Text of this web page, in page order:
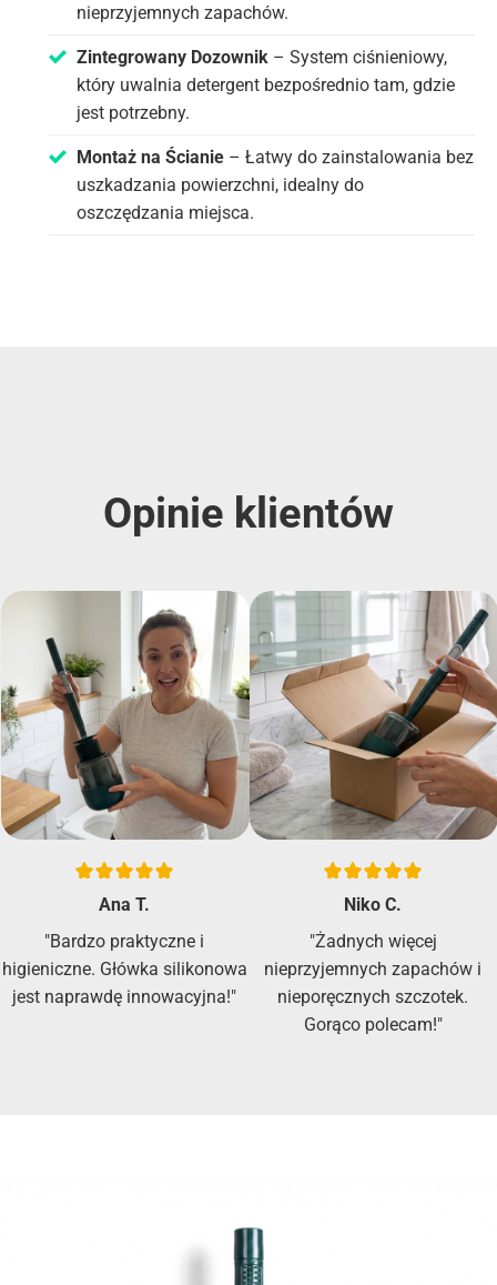
nieprzyjemnych zapachów.
Zintegrowany Dozownik – System ciśnieniowy,
który uwalnia detergent bezpośrednio tam, gdzie
jest potrzebny.
Montaż na Ścianie – Łatwy do zainstalowania bez
uszkadzania powierzchni, idealny do
oszczędzania miejsca.
Opinie klientów
Ana T.
"Bardzo praktyczne i
higieniczne. Główka silikonowa
jest naprawdę innowacyjna!"
Niko C.
"Żadnych więcej
nieprzyjemnych zapachów i
nieporęcznych szczotek.
Gorąco polecam!"